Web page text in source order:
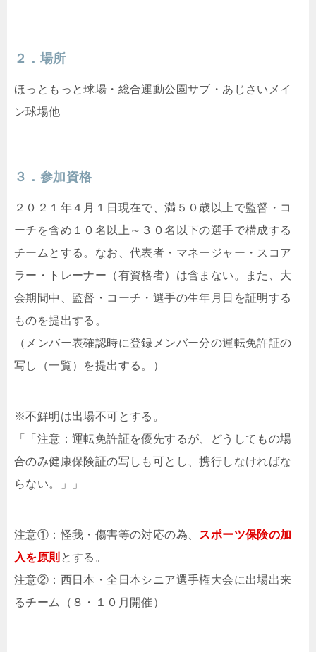
２．場所
ほっともっと球場・総合運動公園サブ・あじさいメイ
ン球場他
３．参加資格
２０２１年４月１日現在で、満５０歳以上で監督・コ
ーチを含め１０名以上～３０名以下の選手で構成する
チームとする。なお、代表者・マネージャー・スコア
ラー・トレーナー（有資格者）は含まない。また、大
会期間中、監督・コーチ・選手の生年月日を証明する
ものを提出する。
（メンバー表確認時に登録メンバー分の運転免許証の
写し（一覧）を提出する。）
※不鮮明は出場不可とする。
「「注意：運転免許証を優先するが、どうしてもの場
合のみ健康保険証の写しも可とし、携行しなければな
らない。」」
注意①：怪我・傷害等の対応の為、 スポーツ保険の加
入を原則 とする。
注意②：西日本・全日本シニア選手権大会に出場出来
るチーム（８・１０月開催）